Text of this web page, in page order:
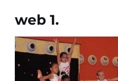
CONTACTO
web 1.